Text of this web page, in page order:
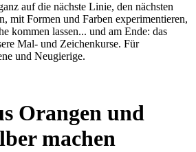
auf die nächste Linie, den nächsten
mit Formen und Farben experimentieren,
kommen lassen... und am Ende: das
Mal- und Zeichenkurse. Für
und Neugierige.
Orangen und
machen